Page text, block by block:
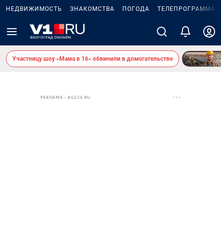
НЕДВИЖИМОСТЬ ЗНАКОМСТВА ПОГОДА ТЕЛЕПРОГРАММА
Участницу шоу «Мама в 16» обвинили в домогательстве
РЕКЛАМА • ASZ34.RU